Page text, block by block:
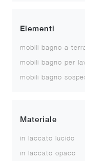
Elementi
mobili bagno a
mobili bagno per
mobili bagno
Materiale
in laccato lucido
in laccato opaco